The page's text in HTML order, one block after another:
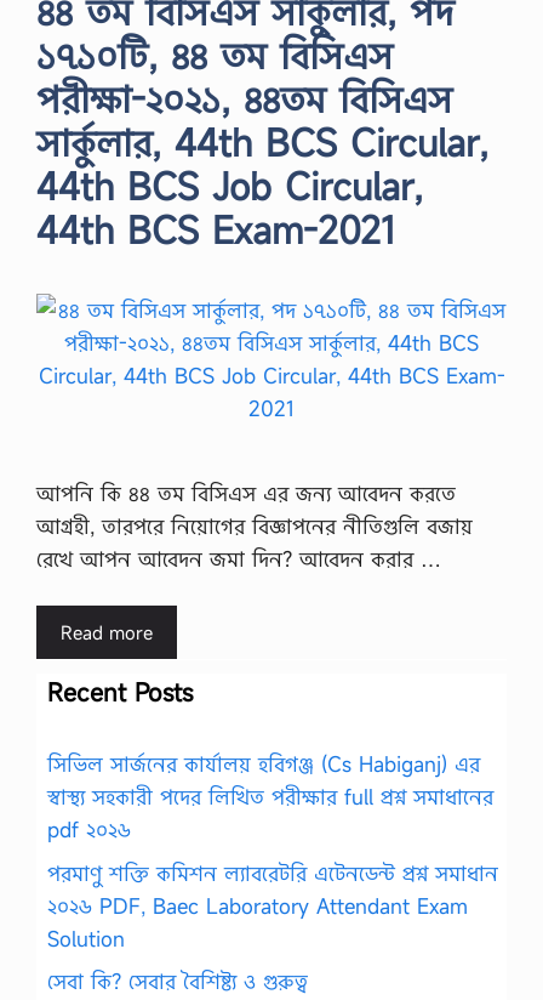
৪৪ তম বিসিএস সার্কুলার, পদ
১৭১০টি, ৪৪ তম বিসিএস
পরীক্ষা-২০২১, ৪৪তম বিসিএস
সার্কুলার, 44th BCS Circular,
44th BCS Job Circular,
44th BCS Exam-2021
আপনি কি ৪৪ তম বিসিএস এর জন্য আবেদন করতে
আগ্রহী, তারপরে নিয়োগের বিজ্ঞাপনের নীতিগুলি বজায়
রেখে আপন আবেদন জমা দিন? আবেদন করার …
Read more
Recent Posts
সিভিল সার্জনের কার্যালয় হবিগঞ্জ (Cs Habiganj) এর
স্বাস্থ্য সহকারী পদের লিখিত পরীক্ষার full প্রশ্ন সমাধানের
pdf ২০২৬
পরমাণু শক্তি কমিশন ল্যাবরেটরি এটেনডেন্ট প্রশ্ন সমাধান
২০২৬ PDF, Baec Laboratory Attendant Exam
Solution
সেবা কি? সেবার বৈশিষ্ট্য ও গুরুত্ব